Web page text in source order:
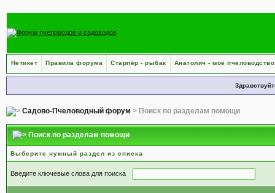
Нетикет Правила форума Старпёр - рыбак Анатолич - моё пчеловодство
Садово-Пчеловодный форум > Поиск по разделам помощи
Поиск по разделам помощи
Выберите нужный раздел из списка
Введите ключевые слова для поиска